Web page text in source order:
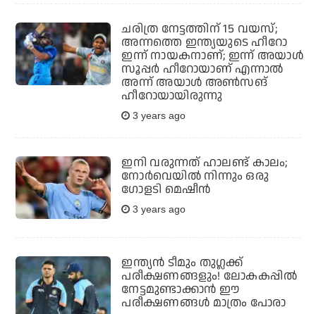
ചരിത്ര നേട്ടത്തിന് 15 വയസ്;
അന്നത്തെ ഇന്ത്യയുടെ ഹീറോ
ഇന്ന് നായകനാണ്; ഇന്ന് അയാള്‍
സൂപ്പര്‍ ഹീറോയാണ് എന്നാല്‍
അന്ന് അയാള്‍ അണ്‍സങ്
ഹീറോയായിരുന്നു
3 years ago
ഇനി വരുന്നത് ഹാലണ്ട് കാലം;
നോര്‍വെയില്‍ നിന്നും ഒരു
ഗോളടി മെഷീന്‍
3 years ago
ഇന്ത്യന്‍ ടീമും തുഗ്ലക്ക്
പരീക്ഷണങ്ങളും! ലോകകപ്പില്‍
നേട്ടമുണ്ടാക്കാന്‍ ഈ
പരീക്ഷണങ്ങള്‍ മാത്രം പോരാ